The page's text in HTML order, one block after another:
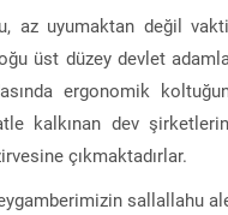
az uyumaktan değil
üst düzey devlet
ergonomik
kalkınan dev
çıkmaktadırlar.
sallallahu